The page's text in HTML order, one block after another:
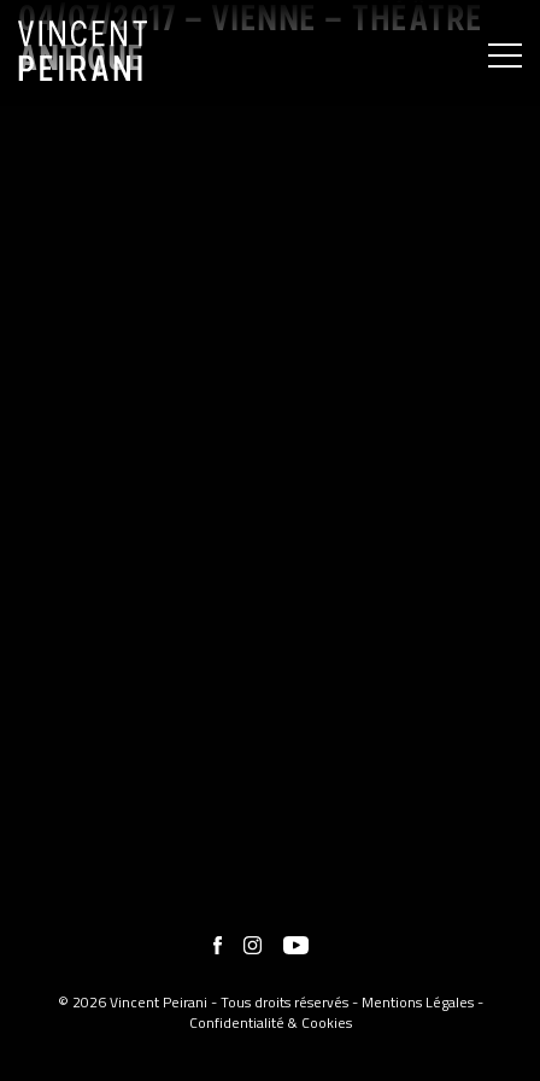
04/07/2017 – VIENNE – THÉÂTRE
ANTIQUE
© 2026 Vincent Peirani - Tous droits réservés - Mentions Légales-
Confidentialité & Cookies